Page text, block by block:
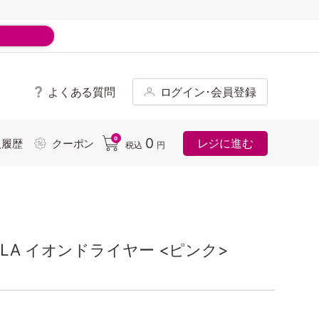
よくある質問 ログイン･会員登録
歴 クーポン 0
税込 0 円 レジに進む
イオンドライヤー <ピンク>